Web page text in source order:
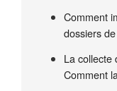
Comment
dossiers
La collecte
Comment